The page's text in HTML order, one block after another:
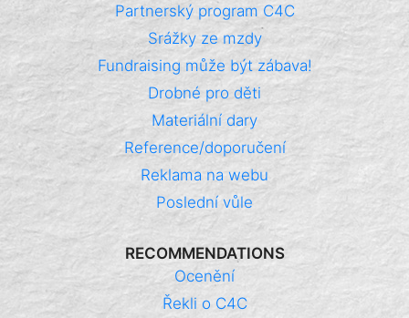
Partnerský program C4C
Srážky ze mzdy
Fundraising může být zábava!
Drobné pro děti
Materiální dary
Reference/doporučení
Reklama na webu
Poslední vůle
RECOMMENDATIONS
Ocenění
Řekli o C4C